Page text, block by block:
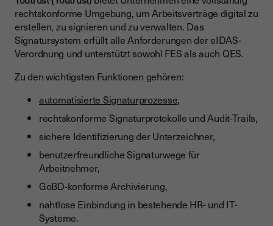
rechtskonforme Umgebung, um Arbeitsverträge digital zu
erstellen, zu signieren und zu verwalten. Das
Signatursystem erfüllt alle Anforderungen der eIDAS-
Verordnung und unterstützt sowohl FES als auch QES.
Zu den wichtigsten Funktionen gehören:
automatisierte Signaturprozesse,
rechtskonforme Signaturprotokolle und Audit-Trails,
sichere Identifizierung der Unterzeichner,
benutzerfreundliche Signaturwege für
Arbeitnehmer,
GoBD-konforme Archivierung,
nahtlose Einbindung in bestehende HR- und IT-
Systeme.